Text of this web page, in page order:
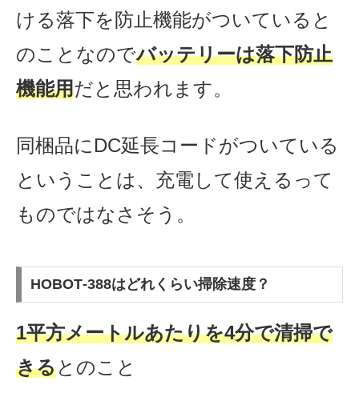
ける落下を防止機能がついていると
のことなのでバッテリーは落下防止
機能用だと思われます。
同梱品にDC延長コードがついている
ということは、充電して使えるって
ものではなさそう。
HOBOT‐388はどれくらい掃除速度？
1平方メートルあたりを4分で清掃で
きるとのこと